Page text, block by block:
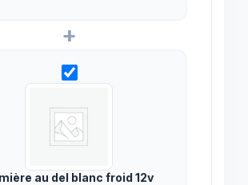
+
au del blanc froid 12v